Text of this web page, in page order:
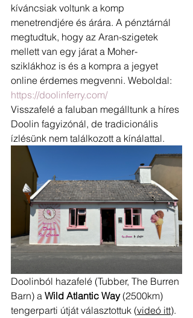
kíváncsiak voltunk a komp
menetrendjére és árára. A pénztárnál
megtudtuk, hogy az Aran-szigetek
mellett van egy járat a Moher-
sziklákhoz is és a kompra a jegyet
online érdemes megvenni. Weboldal:
https://doolinferry.com/
Visszafelé a faluban megálltunk a híres
Doolin fagyizónál, de tradicionális
ízlésünk nem találkozott a kínálattal.
Doolinból hazafelé (Tubber, The Burren
Barn) a Wild Atlantic Way (2500km)
tengerparti útját választottuk (videó itt).